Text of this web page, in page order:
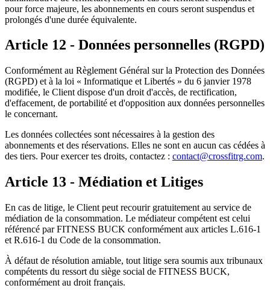
pour force majeure, les abonnements en cours seront suspendus et
prolongés d'une durée équivalente.
Article 12 - Données personnelles (RGPD)
Conformément au Règlement Général sur la Protection des Données
(RGPD) et à la loi « Informatique et Libertés » du 6 janvier 1978
modifiée, le Client dispose d'un droit d'accès, de rectification,
d'effacement, de portabilité et d'opposition aux données personnelles
le concernant.
Les données collectées sont nécessaires à la gestion des
abonnements et des réservations. Elles ne sont en aucun cas cédées à
des tiers. Pour exercer tes droits, contactez : contact@crossfitrg.com.
Article 13 - Médiation et Litiges
En cas de litige, le Client peut recourir gratuitement au service de
médiation de la consommation. Le médiateur compétent est celui
référencé par FITNESS BUCK conformément aux articles L.616-1
et R.616-1 du Code de la consommation.
À défaut de résolution amiable, tout litige sera soumis aux tribunaux
compétents du ressort du siège social de FITNESS BUCK,
conformément au droit français.